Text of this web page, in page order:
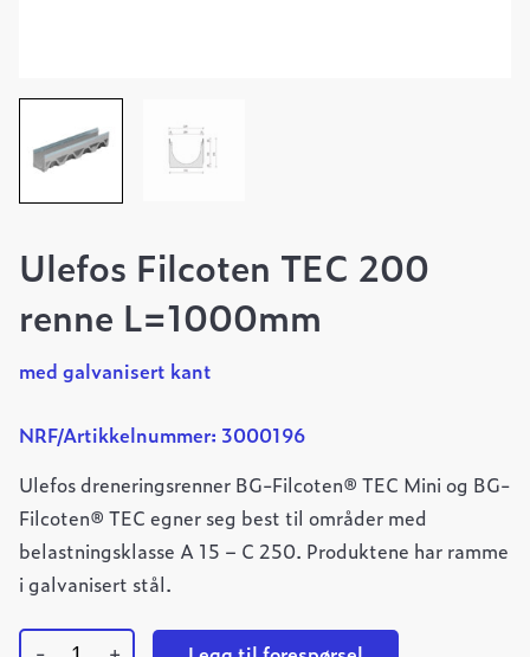
Ulefos Filcoten TEC 200
renne L=1000mm
med galvanisert kant
NRF/Artikkelnummer: 3000196
Ulefos dreneringsrenner BG-Filcoten® TEC Mini og BG-
Filcoten® TEC egner seg best til områder med
belastningsklasse A 15 – C 250. Produktene har ramme
i galvanisert stål.